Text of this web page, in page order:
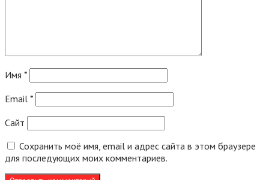
Имя *
Email *
Сайт
Сохранить моё имя, email и адрес сайта в этом браузере
для последующих моих комментариев.